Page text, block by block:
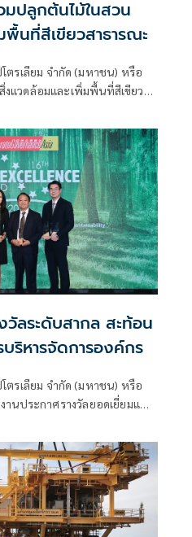
ปลูกต้นไม้ในสวน
นที่สีเขียวสาธารณะ
รเลียม จำกัด (มหาชน) หรือ
งแวดล้อมและเพิ่มพื้นที่สีเขียวใน
วัลระดับสากล สะท้อน
บริหารจัดการองค์กร
รเลียม จำกัด (มหาชน) หรือ
านประกาศรางวัลยอดเยี่ยมแห่ง